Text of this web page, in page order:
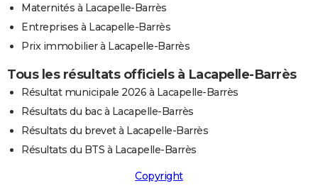
Maternités à Lacapelle-Barrès
Entreprises à Lacapelle-Barrès
Prix immobilier à Lacapelle-Barrès
Tous les résultats officiels à Lacapelle-Barrès
Résultat municipale 2026 à Lacapelle-Barrès
Résultats du bac à Lacapelle-Barrès
Résultats du brevet à Lacapelle-Barrès
Résultats du BTS à Lacapelle-Barrès
Copyright